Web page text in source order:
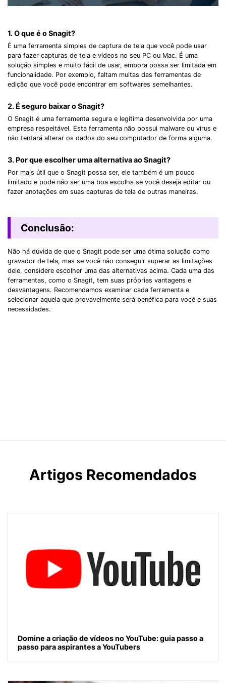
1. O que é o Snagit?
É uma ferramenta simples de captura de tela que você pode usar
para fazer capturas de tela e vídeos no seu PC ou Mac. É uma
solução simples e muito fácil de usar, embora possa ser limitada em
funcionalidade. Por exemplo, faltam muitas das ferramentas de
edição que você pode encontrar em softwares semelhantes.
2. É seguro baixar o Snagit?
O Snagit é uma ferramenta segura e legítima desenvolvida por uma
empresa respeitável. Esta ferramenta não possui malware ou vírus e
não tentará alterar os dados do seu computador de forma alguma.
3. Por que escolher uma alternativa ao Snagit?
Por mais útil que o Snagit possa ser, ele também é um pouco
limitado e pode não ser uma boa escolha se você deseja editar ou
fazer anotações em suas capturas de tela de outras maneiras.
Conclusão:
Não há dúvida de que o Snagit pode ser uma ótima solução como
gravador de tela, mas se você não conseguir superar as limitações
dele, considere escolher uma das alternativas acima. Cada uma das
ferramentas, como o Snagit, tem suas próprias vantagens e
desvantagens. Recomendamos examinar cada ferramenta e
selecionar aquela que provavelmente será benéfica para você e suas
necessidades.
Artigos Recomendados
Domine a criação de vídeos no YouTube: guia passo a
passo para aspirantes a YouTubers